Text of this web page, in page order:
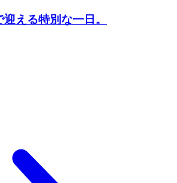
える特別な一日。